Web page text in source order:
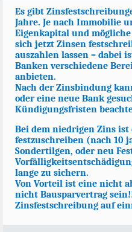
Es gibt
Jahre. Je nach Immobilie
Eigenkapital und
sich jetzt Zinsen
auszahlen lassen – dabei
Banken verschiedene
anbieten.
Nach der Zinsbindung
oder eine neue Bank
Kündigungsfristen
Bei dem niedrigen Zins ist
festzuschreiben (nach 10
Sondertilgen, oder neu
lange zu sichern.
Von Vorteil ist eine nicht
nicht Bausparvertrag
Zinsfestschreibung auf